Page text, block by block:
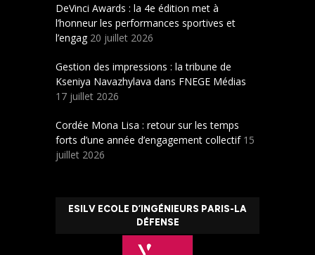
DeVinci Awards : la 4e édition met à
l’honneur les performances sportives et
l’engag 20 juillet 2026
Gestion des impressions : la tribune de
Kseniya Navazhylava dans FNEGE Médias
17 juillet 2026
Cordée Mona Lisa : retour sur les temps
forts d’une année d’engagement collectif 15
juillet 2026
ESILV ECOLE D’INGÉNIEURS PARIS-LA
DÉFENSE